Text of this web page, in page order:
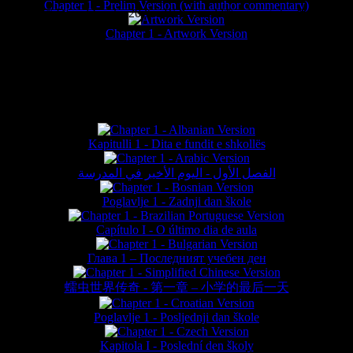
Chapter 1 - Prelim Version (with author commentary)
Chapter 1 - Artwork Version
Kapitulli 1 - Dita e fundit e shkollës
الفصل الأول - اليوم الأخير في المدرسة
Poglavlje 1 - Zadnji dan škole
Capítulo I - O último dia de aula
Глава 1 – Последният учебен ден
蠕虫世界传奇 - 第一章 – 小学的最后一天
Poglavlje 1 - Posljednji dan škole
Kapitola I - Poslední den školy
website © Daniel Lieske 2026 - Wormworld® is a registered